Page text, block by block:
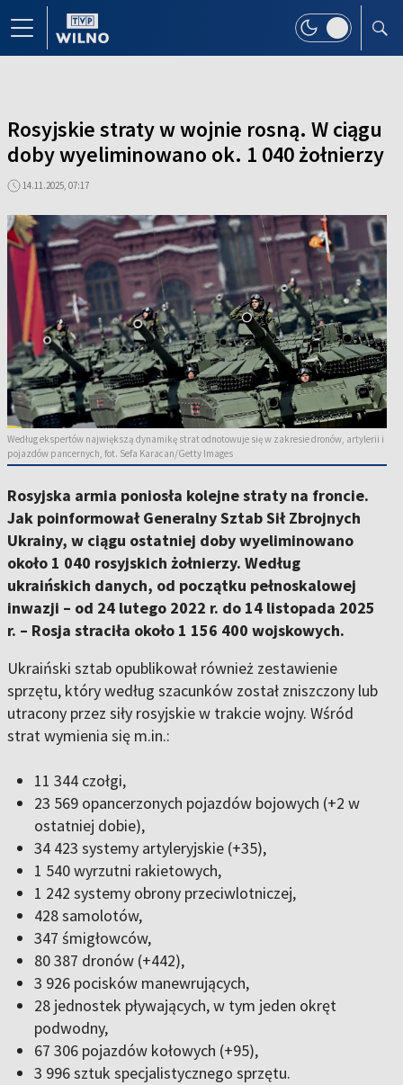
Rosyjskie straty w wojnie rosną. W ciągu
doby wyeliminowano ok. 1 040 żołnierzy
14.11.2025, 07:17
Według ekspertów największą dynamikę strat odnotowuje się w zakresie dronów, artylerii i
pojazdów pancernych, fot. Sefa Karacan/Getty Images
Rosyjska armia poniosła kolejne straty na froncie.
Jak poinformował Generalny Sztab Sił Zbrojnych
Ukrainy, w ciągu ostatniej doby wyeliminowano
około 1 040 rosyjskich żołnierzy. Według
ukraińskich danych, od początku pełnoskalowej
inwazji – od 24 lutego 2022 r. do 14 listopada 2025
r. – Rosja straciła około 1 156 400 wojskowych.
Ukraiński sztab opublikował również zestawienie
sprzętu, który według szacunków został zniszczony lub
utracony przez siły rosyjskie w trakcie wojny. Wśród
strat wymienia się m.in.:
11 344 czołgi,
23 569 opancerzonych pojazdów bojowych (+2 w
ostatniej dobie),
34 423 systemy artyleryjskie (+35),
1 540 wyrzutni rakietowych,
1 242 systemy obrony przeciwlotniczej,
428 samolotów,
347 śmigłowców,
80 387 dronów (+442),
3 926 pocisków manewrujących,
28 jednostek pływających, w tym jeden okręt
podwodny,
67 306 pojazdów kołowych (+95),
3 996 sztuk specjalistycznego sprzętu.